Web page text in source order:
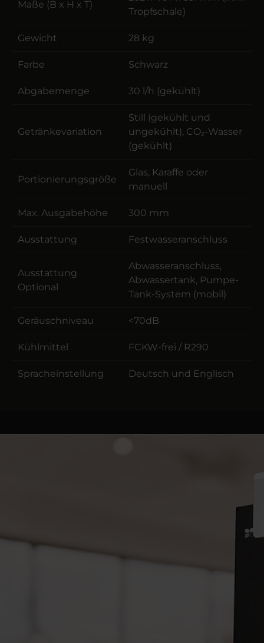
Maße (B x H x T)
Tropfschale)
Gewicht 28 kg
Farbe Schwarz
Abgabemenge 30 l/h (gekühlt)
Getränkevariation
Still (gekühlt und
ungekühlt), CO₂-Wasser
(gekühlt)
Portionierungsgröße
Glas, Karaffe oder
manuell
Max. Ausgabehöhe 300 mm
Ausstattung Festwasseranschluss
Ausstattung
Optional
Abwasseranschluss,
Abwassertank, Pumpe-
Tank-System (mobil)
Geräuschniveau <70dB
Kühlmittel FCKW-frei / R290
Spracheinstellung Deutsch und Englisch